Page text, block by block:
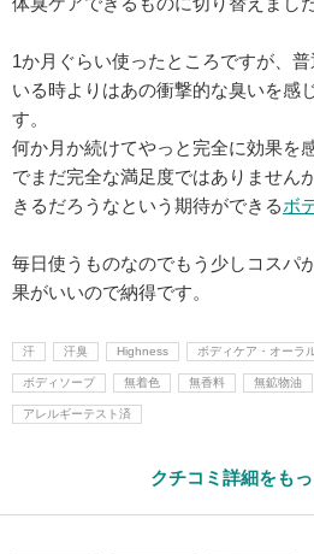
1か月ぐらい使ったところですが、
いる時よりはあの衝撃的な臭いを感
す。
何か月か続けてやっと完全に効果を
でまだ完全な満足度ではありません
きるだろうなという期待ができるボ
毎日使うものなのでもう少しコスパ
果がいいので納得です。
汗 汗臭 Highness ボディケア・オーラ
ボディソープ 無着色 無香料 無鉱物油
アレルギーテスト済
クチコミ詳細をも